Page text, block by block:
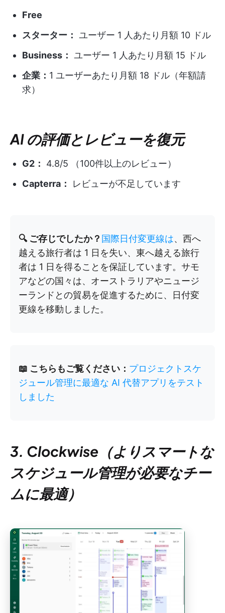
Free
スターター： ユーザー 1 人あたり月額 10 ドル
Business： ユーザー 1 人あたり月額 15 ドル
企業： 1 ユーザーあたり月額 18 ドル（年額請
求）
AI の評価とレビューを復元
G2：
4.8/5 （100件以上のレビュー）
Capterra：
レビューが不足しています
🔍 ご存じでしたか？ 国際日付変更線は、西へ
越える旅行者は 1 日を失い、東へ越える旅行
者は 1 日を得ることを保証しています。サモ
アなどの国々は、オーストラリアやニュージ
ーランドとの貿易を促進するために、日付変
更線を移動しました。
📖 こちらもご覧ください： プロジェクトスケ
ジュール管理に最適な AI 代替アプリをテスト
しました
3. Clockwise（よりスマートな
スケジュール管理が必要なチー
ムに最適）